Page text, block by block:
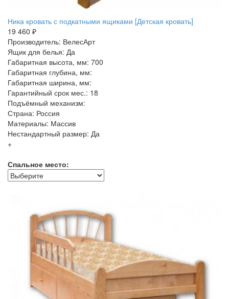
Ника кровать с подкатными ящиками [Детская кровать]
19 460 ₽
Производитель: ВелесАрт
Ящик для белья: Да
Габаритная высота, мм: 700
Габаритная глубина, мм:
Габаритная ширина, мм:
Гарантийный срок мес.: 18
Подъёмный механизм:
Страна: Россия
Материалы: Массив
Нестандартный размер: Да
+
Спальное место: